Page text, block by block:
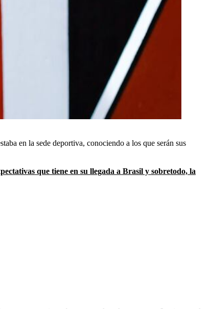
en la sede deportiva, conociendo a los que serán sus
que tiene en su llegada a Brasil y sobretodo, la